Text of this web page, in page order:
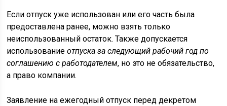
Если отпуск уже использован или его часть была
предоставлена ранее, можно взять только
неиспользованный остаток. Также допускается
использованиеотпуска за следующий рабочий год по
соглашению с работодателем, но это не обязательство,
а право компании.
Заявление на ежегодный отпуск перед декретом